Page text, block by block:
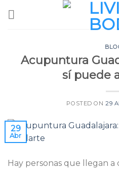
Acupuntura
sí puede
POSTED ON29
29
Abr
Hay personas que llegan